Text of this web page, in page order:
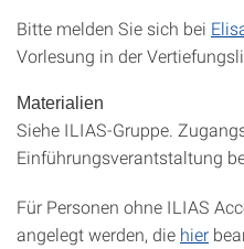
Bitte melden Sie sich bei
Vorlesung in der
Materialien
Siehe ILIAS-Gruppe.
Einführungsverantstaltung
Für Personen ohne ILIAS
angelegt werden, die hier